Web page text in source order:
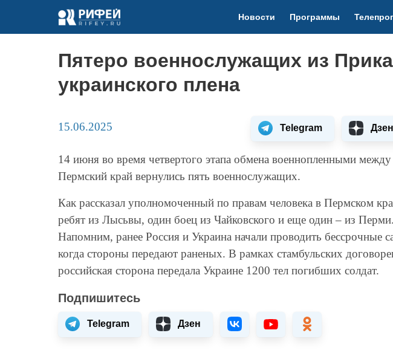
Новости Программы
Пятеро военнослужащих из
украинского плена
15.06.2025 Telegram Дзен
14 июня во время четвертого этапа обмена военнопленными
Пермский край вернулись пять военнослужащих.
Как рассказал уполномоченный по правам человека в Пермском
ребят из Лысьвы, один боец из Чайковского и еще один – из
Напомним, ранее Россия и Украина начали проводить бессрочные
когда стороны передают раненых. В рамках стамбульских
российская сторона передала Украине 1200 тел погибших солдат.
Подпишитесь
Telegram Дзен